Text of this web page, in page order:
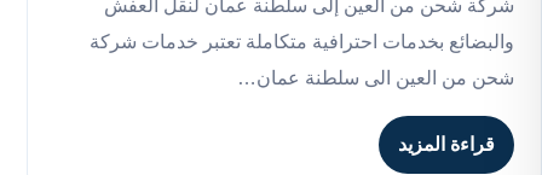
شركة شحن من العين إلى سلطنة عمان لنقل العفش
والبضائع بخدمات احترافية متكاملة تعتبر خدمات شركة
شحن من العين الى سلطنة عمان…
قراءة المزيد